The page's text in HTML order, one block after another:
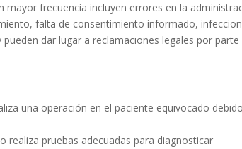
mayor frecuencia incluyen errores en la
falta de consentimiento informado,
dar lugar a reclamaciones legales por parte
una operación en el paciente equivocado
realiza pruebas adecuadas para diagnosticar